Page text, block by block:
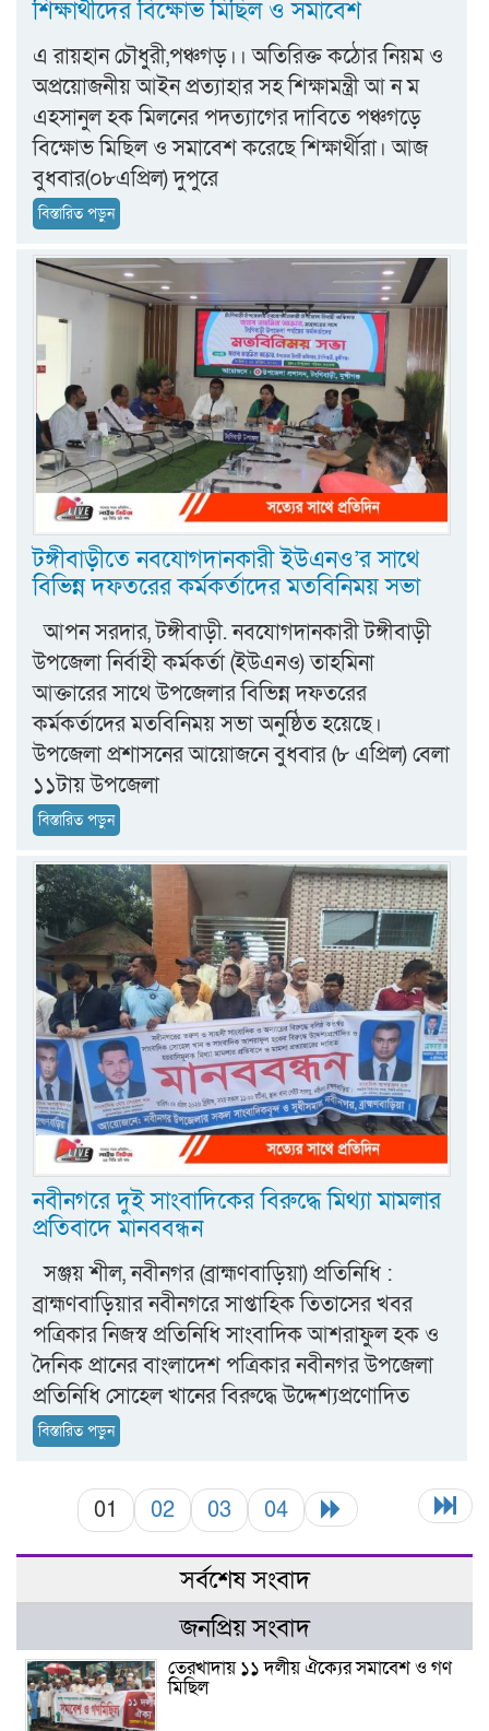
শিক্ষার্থীদের বিক্ষোভ মিছিল ও সমাবেশ
এ রায়হান চৌধুরী,পঞ্চগড়।। অতিরিক্ত কঠোর নিয়ম ও
অপ্রয়োজনীয় আইন প্রত্যাহার সহ শিক্ষামন্ত্রী আ ন ম
এহসানুল হক মিলনের পদত্যাগের দাবিতে পঞ্চগড়ে
বিক্ষোভ মিছিল ও সমাবেশ করেছে শিক্ষার্থীরা। আজ
বুধবার(০৮এপ্রিল) দুপুরে
বিস্তারিত পড়ুন
টঙ্গীবাড়ীতে নবযোগদানকারী ইউএনও’র সাথে
বিভিন্ন দফতরের কর্মকর্তাদের মতবিনিময় সভা
আপন সরদার, টঙ্গীবাড়ী. নবযোগদানকারী টঙ্গীবাড়ী
উপজেলা নির্বাহী কর্মকর্তা (ইউএনও) তাহমিনা
আক্তারের সাথে উপজেলার বিভিন্ন দফতরের
কর্মকর্তাদের মতবিনিময় সভা অনুষ্ঠিত হয়েছে।
উপজেলা প্রশাসনের আয়োজনে বুধবার (৮ এপ্রিল) বেলা
১১টায় উপজেলা
বিস্তারিত পড়ুন
নবীনগরে দুই সাংবাদিকের বিরুদ্ধে মিথ্যা মামলার
প্রতিবাদে মানববন্ধন
সঞ্জয় শীল, নবীনগর (ব্রাহ্মণবাড়িয়া) প্রতিনিধি :
ব্রাহ্মণবাড়িয়ার নবীনগরে সাপ্তাহিক তিতাসের খবর
পত্রিকার নিজস্ব প্রতিনিধি সাংবাদিক আশরাফুল হক ও
দৈনিক প্রানের বাংলাদেশ পত্রিকার নবীনগর উপজেলা
প্রতিনিধি সোহেল খানের বিরুদ্ধে উদ্দেশ্যপ্রণোদিত
বিস্তারিত পড়ুন
01 02 03 04
সর্বশেষ সংবাদ
জনপ্রিয় সংবাদ
তেরখাদায় ১১ দলীয় ঐক্যের সমাবেশ ও গণ
মিছিল